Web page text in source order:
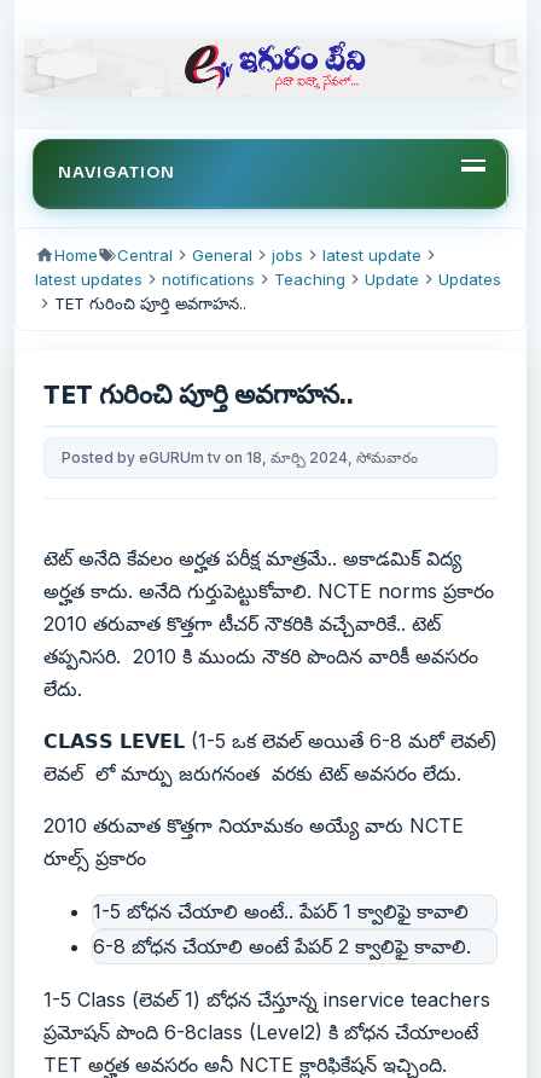
NAVIGATION
Home Central General jobs
latest update
latest updates
notifications Teaching Update
Updates
TET గురించి పూర్తి అవగాహన..
TET గురించి పూర్తి అవగాహన..
Posted by eGURUm tv on 18, మార్చి 2024, సోమవారం
టెట్ అనేది కేవలం అర్హత పరీక్ష మాత్రమే.. అకాడమిక్ విద్య
అర్హత కాదు. అనేది గుర్తుపెట్టుకోవాలి. NCTE norms ప్రకారం
2010 తరువాత కొత్తగా టీచర్ నౌకరికి వచ్చేవారికే.. టెట్
తప్పనిసరి. 2010 కి ముందు నౌకరి పొందిన వారికీ అవసరం
లేదు.
𝗖𝗟𝗔𝗦𝗦 𝗟𝗘𝗩𝗘𝗟 (1-5 ఒక లెవల్ అయితే 6-8 మరో లెవల్)
లెవల్ లో మార్పు జరుగనంత వరకు టెట్ అవసరం లేదు.
2010 తరువాత కొత్తగా నియామకం అయ్యే వారు NCTE
రూల్స్ ప్రకారం
1-5 బోధన చేయాలి అంటే.. పేపర్ 1 క్వాలిఫై కావాలి
6-8 బోధన చేయాలి అంటే పేపర్ 2 క్వాలిఫై కావాలి.
1-5 Class (లెవల్ 1) బోధన చేస్తూన్న inservice teachers
ప్రమోషన్ పొంది 6-8class (Level2) కి బోధన చేయాలంటే
TET అర్హత అవసరం అనీ NCTE క్లారిఫికేషన్ ఇచ్చింది.